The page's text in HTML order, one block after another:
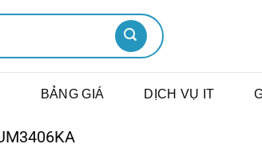
BẢNG GIÁ DỊCH VỤ IT